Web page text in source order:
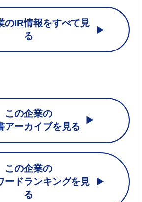
のIR情報をすべて見
る
この企業の
アーカイブを見る
この企業の
ードランキングを見
る